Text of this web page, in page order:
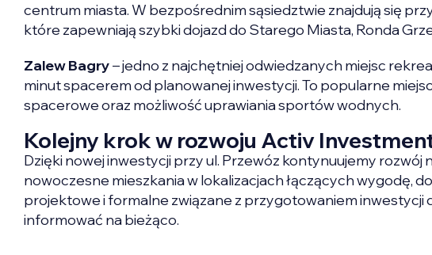
centrum miasta. W bezpośrednim sąsiedztwie znajdują się
które zapewniają szybki dojazd do Starego Miasta, Ronda
Zalew Bagry– jedno z najchętniej odwiedzanych miejsc
minut spacerem od planowanej inwestycji. To popularne
spacerowe oraz możliwość uprawiania sportów wodnych.
Kolejny krok w rozwoju Activ
Dzięki nowej inwestycji przy ul. Przewóz kontynuujemy rozwój
nowoczesne mieszkania w lokalizacjach łączących wygodę,
projektowe i formalne związane z przygotowaniem inwestycji
informować na bieżąco.